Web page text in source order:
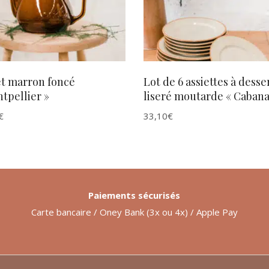
marron foncé
»
Lot de 6 assiettes à
liseré moutarde «
33,10€
Paiements sécurisés
Carte bancaire / Oney Bank (3x ou 4x) / Apple Pay